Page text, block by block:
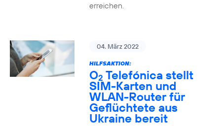
erreichen.
04. März 2022
HILFSAKTION:
O2 Telefónica stellt
SIM-Karten und
WLAN-Router für
Geflüchtete aus
Ukraine bereit